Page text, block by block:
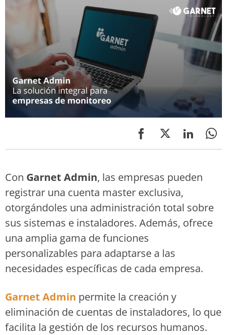
Con Garnet Admin, las empresas pueden
registrar una cuenta master exclusiva,
otorgándoles una administración total sobre
sus sistemas e instaladores. Además, ofrece
una amplia gama de funciones
personalizables para adaptarse a las
necesidades específicas de cada empresa.
Garnet Admin permite la creación y
eliminación de cuentas de instaladores, lo que
facilita la gestión de los recursos humanos.